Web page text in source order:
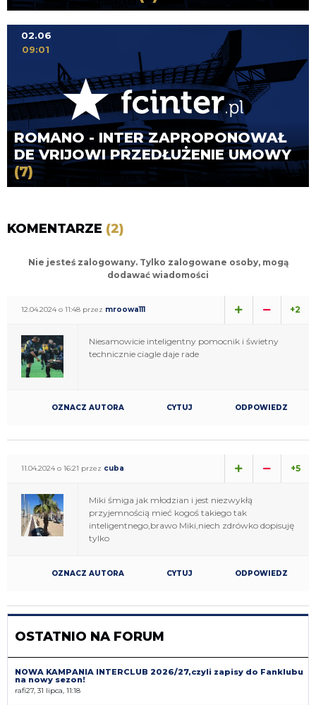
ROMANO - INTER ZAPROPONOWAŁ
DE VRIJOWI PRZEDŁUŻENIE UMOWY
(7)
02.06
09:01
KOMENTARZE (2)
Nie jesteś zalogowany. Tylko zalogowane osoby, mogą
dodawać wiadomości
12.04.2024 o 11:48 przez mroowa111 +2
Niesamowicie inteligentny pomocnik i świetny
technicznie ciagle daje rade
OZNACZ AUTORA CYTUJ ODPOWIEDZ
11.04.2024 o 16:21 przez cuba +5
Miki śmiga jak młodzian i jest niezwykłą
przyjemnością mieć kogoś takiego tak
inteligentnego,brawo Miki,niech zdrówko dopisuję
tylko
OZNACZ AUTORA CYTUJ ODPOWIEDZ
OSTATNIO NA FORUM
NOWA KAMPANIA INTERCLUB 2026/27,czyli zapisy do Fanklubu
na nowy sezon!
rafi27, 31 lipca, 11:18